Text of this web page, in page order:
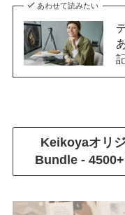
あわせて読みたい
Keikoyaオリ
Bundle -